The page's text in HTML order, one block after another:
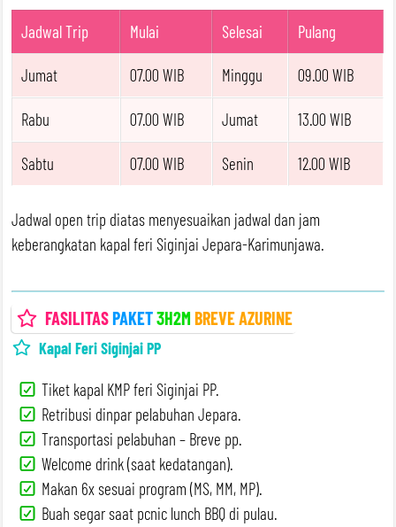
Jadwal Trip Mulai Selesai Pulang
Jumat 07.00 WIB Minggu 09.00 WIB
Rabu 07.00 WIB Jumat 13.00 WIB
Sabtu 07.00 WIB Senin 12.00 WIB
Jadwal open trip diatas menyesuaikan jadwal dan jam
keberangkatan kapal feri Siginjai Jepara-Karimunjawa.
FASILITASPAKET3H2MBREVE AZURINE
Kapal Feri Siginjai PP
Tiket kapal KMP feri Siginjai PP.
Retribusi dinpar pelabuhan Jepara.
Transportasi pelabuhan – Breve pp.
Welcome drink (saat kedatangan).
Makan 6x sesuai program (MS, MM, MP).
Buah segar saat pcnic lunch BBQ di pulau.